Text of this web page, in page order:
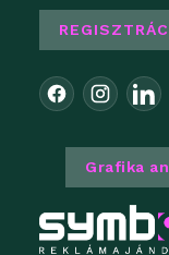
Grafika